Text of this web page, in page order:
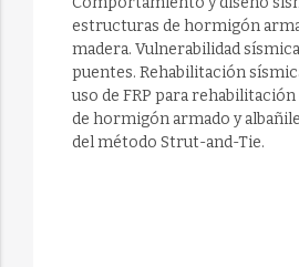
estructuras de hormigón
madera. Vulnerabilidad
puentes. Rehabilitación
uso de FRP para
de hormigón armado y
del método Strut-and-Tie.